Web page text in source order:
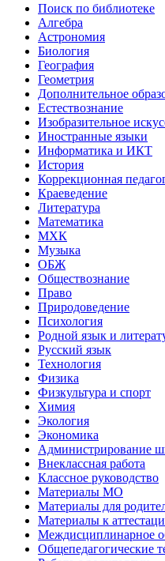
Поиск по библиотеке
Алгебра
Астрономия
Биология
География
Геометрия
Дополнительное
Естествознание
Изобразительное
Иностранные языки
Информатика и ИКТ
История
Коррекционная
Краеведение
Литература
Математика
МХК
Музыка
ОБЖ
Обществознание
Право
Природоведение
Психология
Родной язык и
Русский язык
Технология
Физика
Физкультура и спорт
Химия
Экология
Экономика
Администрирование
Внеклассная работа
Классное руководство
Материалы МО
Материалы для
Материалы к
Междисциплинарное
Общепедагогические